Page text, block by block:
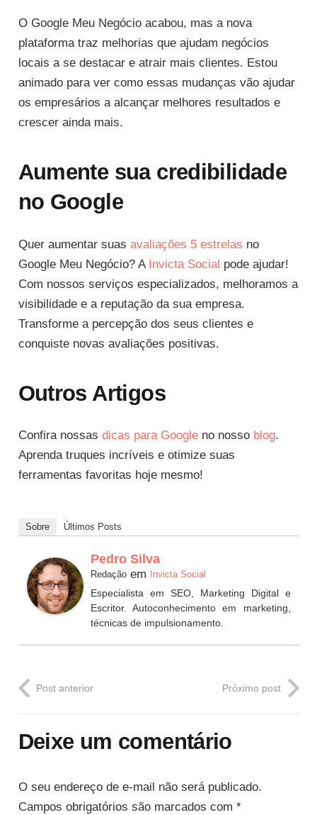
O Google Meu Negócio acabou, mas a nova
plataforma traz melhorias que ajudam negócios
locais a se destacar e atrair mais clientes. Estou
animado para ver como essas mudanças vão ajudar
os empresários a alcançar melhores resultados e
crescer ainda mais.
Aumente sua credibilidade
no Google
Quer aumentar suas avaliações 5 estrelas no
Google Meu Negócio? A Invicta Social pode ajudar!
Com nossos serviços especializados, melhoramos a
visibilidade e a reputação da sua empresa.
Transforme a percepção dos seus clientes e
conquiste novas avaliações positivas.
Outros Artigos
Confira nossas dicas para Googleno nosso blog.
Aprenda truques incríveis e otimize suas
ferramentas favoritas hoje mesmo!
Sobre Últimos Posts
Pedro Silva
Redaçãoem Invicta Social
Especialista em SEO, Marketing Digital e
Escritor. Autoconhecimento em marketing,
técnicas de impulsionamento.
Post anterior Próximo post
Deixe um comentário
O seu endereço de e-mail não será publicado.
Campos obrigatórios são marcados com *